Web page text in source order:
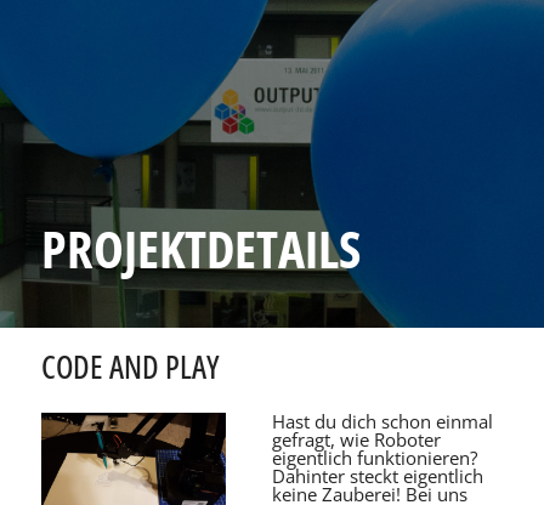
PROJEKTDETAILS
CODE AND PLAY
Hast du dich schon einmal
gefragt, wie Roboter
eigentlich funktionieren?
Dahinter steckt eigentlich
keine Zauberei! Bei uns